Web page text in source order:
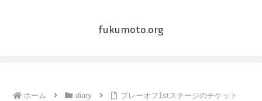
fukumoto.org
ホーム diary プレーオフ1stステージのチケット